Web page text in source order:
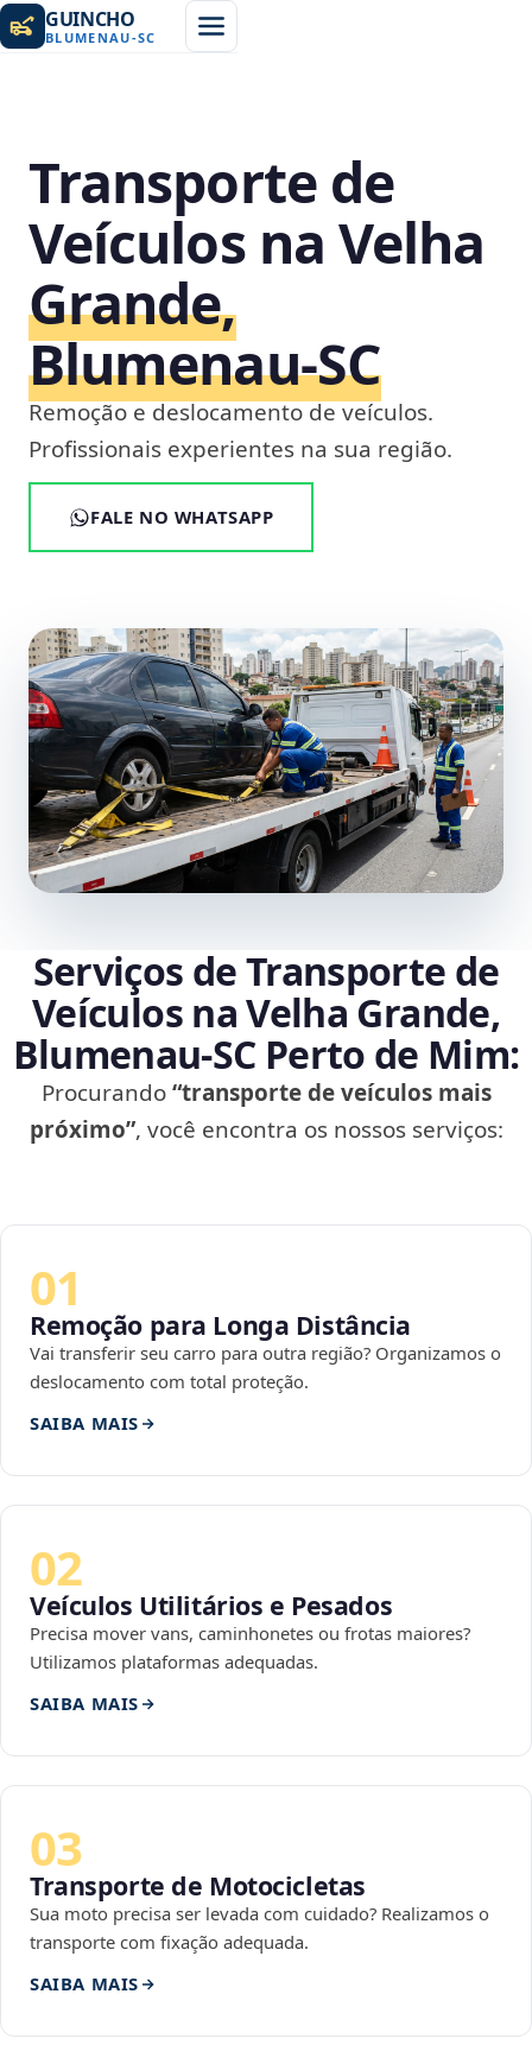
GUINCHO
BLUMENAU-SC
Transporte de
Veículos na Velha
Grande,
Blumenau‑SC
Remoção e deslocamento de veículos.
Profissionais experientes na sua região.
FALE NO WHATSAPP
Serviços de Transporte de
Veículos na Velha Grande,
Blumenau‑SC Perto de Mim:
Procurando“transporte de veículos mais
próximo”, você encontra os nossos serviços:
01
Remoção para Longa Distância
Vai transferir seu carro para outra região? Organizamos o
deslocamento com total proteção.
SAIBA MAIS
02
Veículos Utilitários e Pesados
Precisa mover vans, caminhonetes ou frotas maiores?
Utilizamos plataformas adequadas.
SAIBA MAIS
03
Transporte de Motocicletas
Sua moto precisa ser levada com cuidado? Realizamos o
transporte com fixação adequada.
SAIBA MAIS